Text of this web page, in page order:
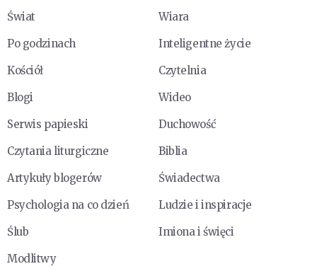
Świat
Wiara
Po godzinach
Inteligentne życie
Kościół
Czytelnia
Blogi
Wideo
Serwis papieski
Duchowość
Czytania liturgiczne
Biblia
Artykuły blogerów
Świadectwa
Psychologia na co dzień
Ludzie i inspiracje
Ślub
Imiona i święci
Modlitwy